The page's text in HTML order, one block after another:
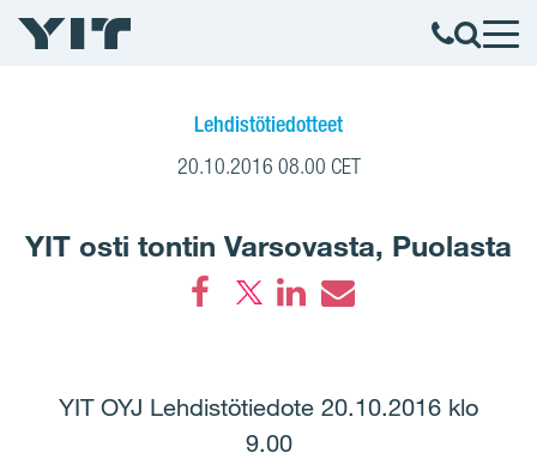
Lehdistötiedotteet
20.10.2016 08.00 CET
YIT osti tontin Varsovasta, Puolasta
YIT OYJ Lehdistötiedote 20.10.2016 klo
9.00